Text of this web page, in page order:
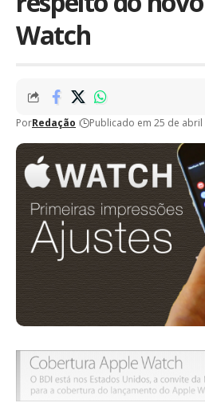
Watch
PorRedação Publicado em 25 de abril